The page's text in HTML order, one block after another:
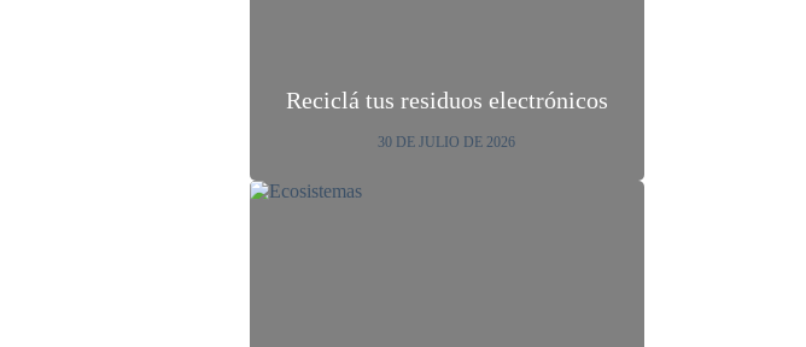
Reciclá tus residuos electrónicos
30 DE JULIO DE 2026